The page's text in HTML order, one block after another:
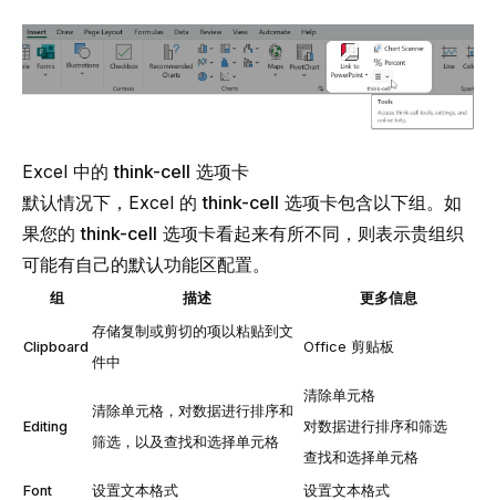
Excel 中的think-cell 选项卡
默认情况下，Excel 的think-cell 选项卡包含以下组。如
果您的think-cell 选项卡看起来有所不同，则表示贵组织
可能有自己的默认功能区配置。
组 描述 更多信息
Clipboard
存储复制或剪切的项以粘贴到文
件中
Office 剪贴板
Editing
清除单元格，对数据进行排序和
筛选，以及查找和选择单元格
清除单元格
对数据进行排序和筛选
查找和选择单元格
Font
设置文本格式 设置文本格式